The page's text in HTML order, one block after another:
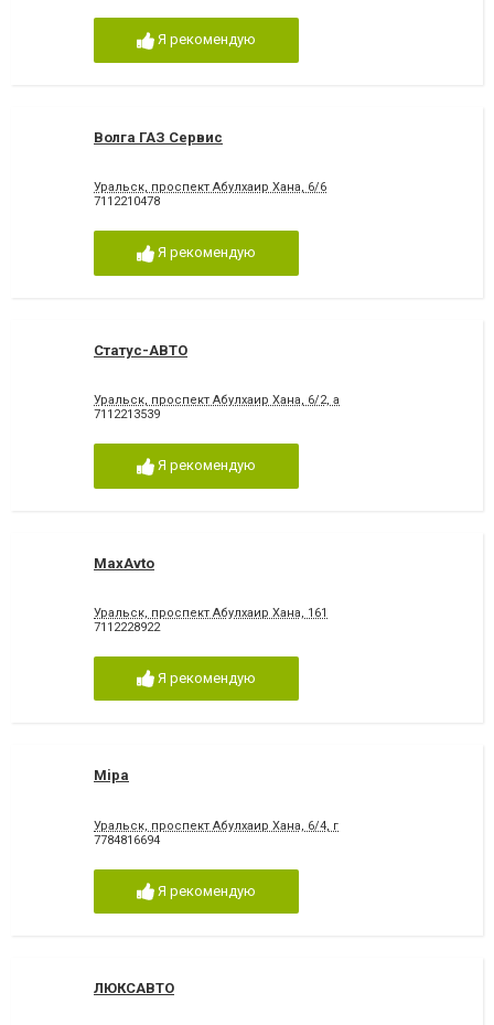
Я рекомендую
Волга ГАЗ Сервис
Уральск, проспект Абулхаир Хана, 6/6
7112210478
Я рекомендую
Статус-АВТО
Уральск, проспект Абулхаир Хана, 6/2, а
7112213539
Я рекомендую
MaxAvto
Уральск, проспект Абулхаир Хана, 161
7112228922
Я рекомендую
Mipa
Уральск, проспект Абулхаир Хана, 6/4, г
7784816694
Я рекомендую
ЛЮКСАВТО